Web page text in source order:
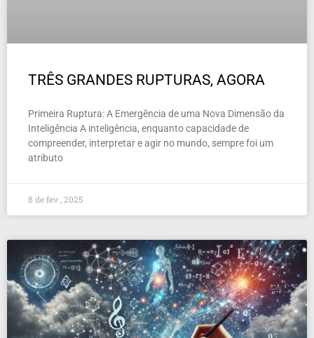
TRÊS GRANDES RUPTURAS, AGORA
Primeira Ruptura: A Emergência de uma Nova Dimensão da
Inteligência A inteligência, enquanto capacidade de
compreender, interpretar e agir no mundo, sempre foi um
atributo
8 de fev , 2025